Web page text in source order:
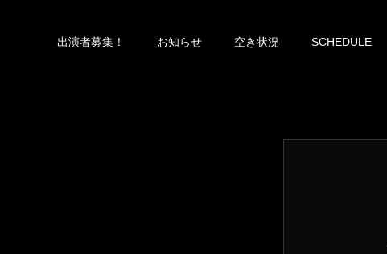
出演者募集！ お知らせ 空き状況 SCHEDULE